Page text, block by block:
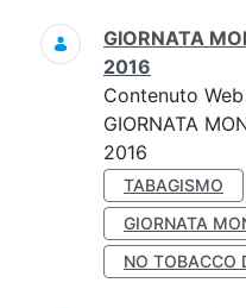
GIORNATA
2016
Contenuto Web
GIORNATA
2016
TABAGISMO
GIORNATA
NO TOBACCO